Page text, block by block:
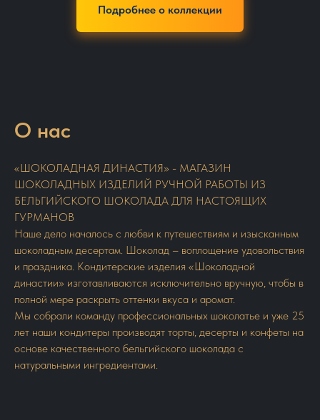
Подробнее о коллекции
О нас
«ШОКОЛАДНАЯ ДИНАСТИЯ» - МАГАЗИН
ШОКОЛАДНЫХ ИЗДЕЛИЙ РУЧНОЙ РАБОТЫ ИЗ
БЕЛЬГИЙСКОГО ШОКОЛАДА ДЛЯ НАСТОЯЩИХ
ГУРМАНОВ
Наше дело началось с любви к путешествиям и изысканным
шоколадным десертам. Шоколад – воплощение удовольствия
и праздника. Кондитерские изделия «Шоколадной
династии» изготавливаются исключительно вручную, чтобы в
полной мере раскрыть оттенки вкуса и аромат.
Мы собрали команду профессиональных шоколатье и уже 25
лет наши кондитеры производят торты, десерты и конфеты на
основе качественного бельгийского шоколада с
натуральными ингредиентами.